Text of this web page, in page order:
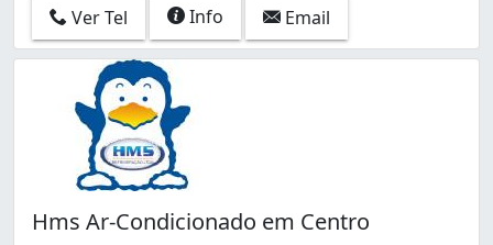
Taquara (1)
Tijuca (1)
Turiaçu (1)
Vargem Grande (1)
Vargem Pequena (1)
Vaz Lobo (1)
Vila da Penha (3)
Ver Tel Info Email
Hms Ar-Condicionado em Centro